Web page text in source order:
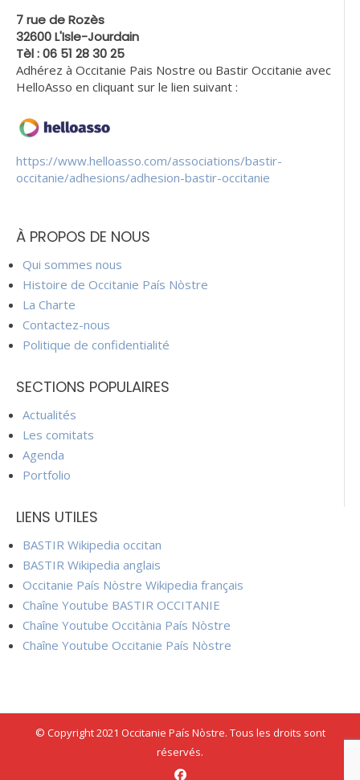
7 rue de Rozès
32600 L'Isle-Jourdain
Tèl : 06 51 28 30 25
Adhérez à Occitanie Pais Nostre ou Bastir Occitanie avec
HelloAsso en cliquant sur le lien suivant :
https://www.helloasso.com/associations/bastir-
occitanie/adhesions/adhesion-bastir-occitanie
À PROPOS DE NOUS
Qui sommes nous
Histoire de Occitanie País Nòstre
La Charte
Contactez-nous
Politique de confidentialité
SECTIONS POPULAIRES
Actualités
Les comitats
Agenda
Portfolio
LIENS UTILES
BASTIR Wikipedia occitan
BASTIR Wikipedia anglais
Occitanie País Nòstre Wikipedia français
Chaîne Youtube BASTIR OCCITANIE
Chaîne Youtube Occitània País Nòstre
Chaîne Youtube Occitanie País Nòstre
© Copyright 2021 Occitanie País Nòstre. Tous les droits sont
réservés.